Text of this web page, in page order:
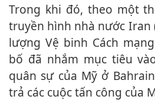
Trong khi đó, theo một thông báo được Đài
truyền hình nhà nước Iran
lượng Vệ binh Cách
bố đã nhắm mục tiêu
quân sự của Mỹ ở
trả các cuộc tấn công của